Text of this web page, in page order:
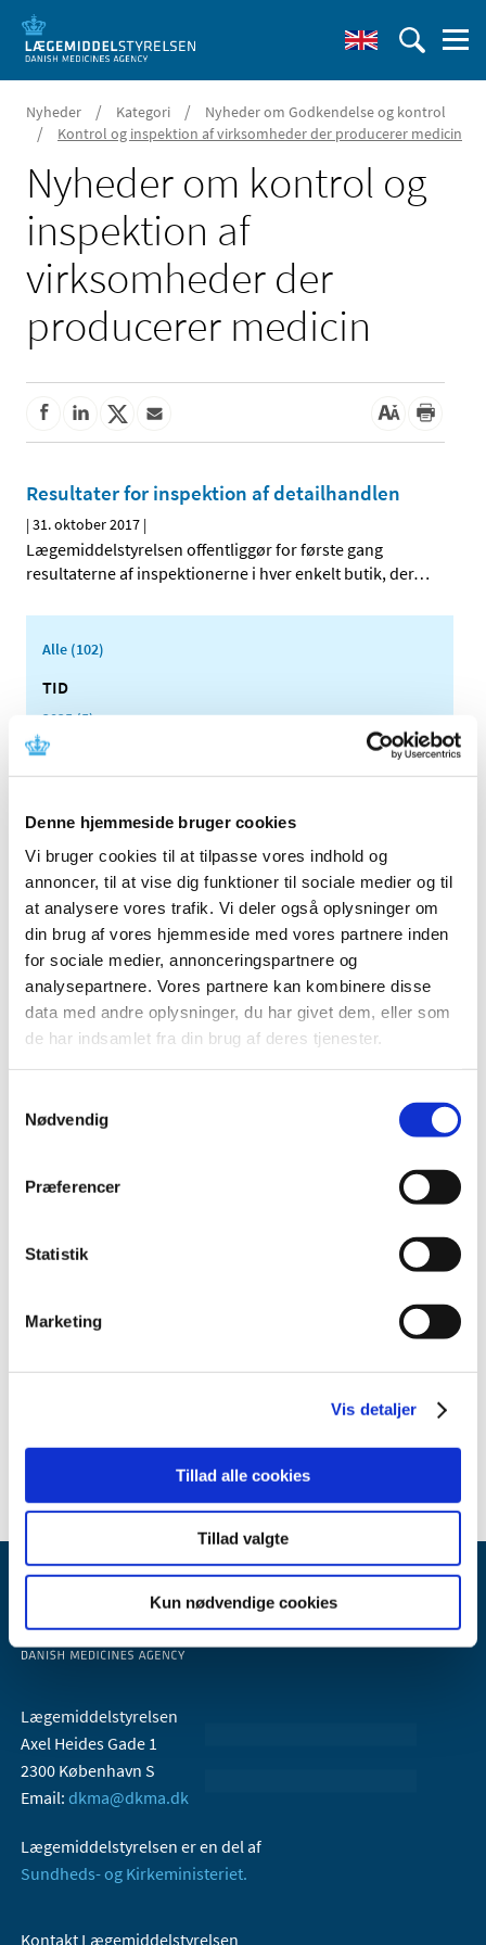
Denne hjemmeside bruger cookies
Vi bruger cookies til at tilpasse vores indhold og
annoncer, til at vise dig funktioner til sociale medier og til
at analysere vores trafik. Vi deler også oplysninger om
din brug af vores hjemmeside med vores partnere inden
for sociale medier, annonceringspartnere og
analysepartnere. Vores partnere kan kombinere disse
data med andre oplysninger, du har givet dem, eller som
de har indsamlet fra din brug af deres tjenester.
Nødvendig
Præferencer
Statistik
Marketing
Vis detaljer
Tillad alle cookies
Tillad valgte
Kun nødvendige cookies
Nyheder / Kategori / Nyheder om Godkendelse og kontrol
/ Kontrol og inspektion af virksomheder der producerer medicin
Nyheder om kontrol og
inspektion af
virksomheder der
producerer medicin
Resultater for inspektion af detailhandlen
|31. oktober 2017 |
Lægemiddelstyrelsen offentliggør for første gang
resultaterne af inspektionerne i hver enkelt butik, der…
Alle (102)
TID
2025 (5)
2024 (5)
2023 (2)
2020 (23)
2019 (6)
2018 (7)
2017 (19)
november (1)
oktober (1)
august (1)
juli (1)
maj (1)
marts (4)
januar (2)
Kontrol og inspektion af virksomheder, der fremstiller og
Lægemiddelstyrelsen
Axel Heides Gade 1
2300 København S
Email: dkma@dkma.dk
Lægemiddelstyrelsen er en del af
Sundheds- og Kirkeministeriet.
Kontakt Lægemiddelstyrelsen